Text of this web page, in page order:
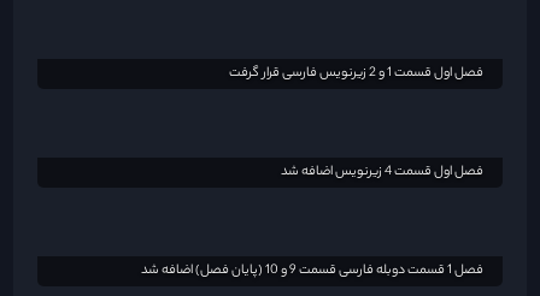
فصل اول کامل نسخه دوبله فارسی قرار گرفت
فصل اول دوبله فارسی قسمت 8 (پایان فصل) اضافه شد
فصل 3 قسمت 2 زیرنویس فارسی اضافه شد